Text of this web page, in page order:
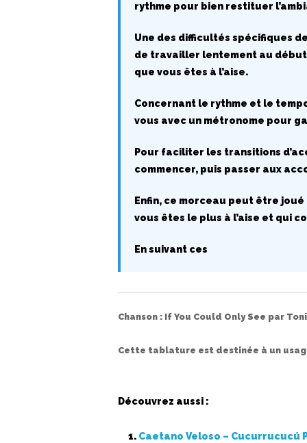
rythme pour bien restituer
Une des difficultés spécifiques
de travailler lentement au
que vous êtes à l’aise.
Concernant le rythme et le
vous avec un métronome pour
Pour faciliter les transitions
commencer, puis passer aux
Enfin, ce morceau peut être
vous êtes le plus à l’aise et qui
En suivant ces
Chanson : If You Could Only See par
Cette tablature est destinée à un
Découvrez aussi :
Caetano Veloso – Cucurrucucú